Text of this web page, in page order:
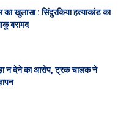
खुलासा : सिंदुरकिया हत्याकांड का
बरामद
न देने का आरोप, ट्रक चालक ने